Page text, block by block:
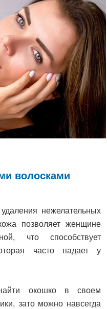
волосками
нежелательных
позволяет женщине
что способствует
часто падает у
найти окошко в своем
зато можно навсегда